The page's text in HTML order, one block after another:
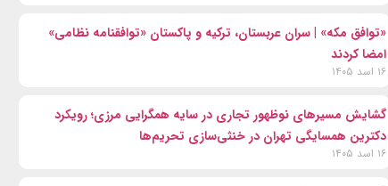
«توافق مکه» | سران عربستان، ترکیه و پاکستان «توافقنامه نظامی»
امضا کردند
۱۶ اسد ۱۴۰۵
گشایش مسیرهای نوظهور تجاری در سایه همگرایی مرزی؛ رویکرد
دکترین همسایگی تهران در خنثی‌سازی تحریم‌ها
۱۶ اسد ۱۴۰۵